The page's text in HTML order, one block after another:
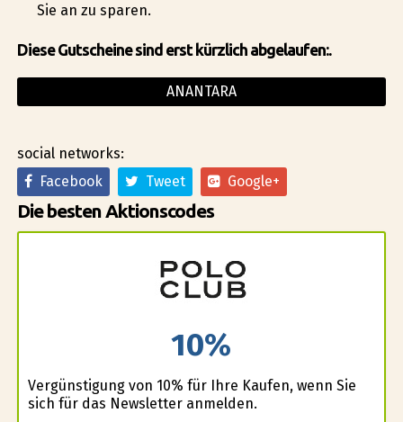
Sie an zu sparen.
Diese Gutscheine sind erst kürzlich abgelaufen:.
ANANTARA
social networks:
Facebook
Tweet Google+
Die besten Aktionscodes
10%
Vergünstigung von 10% für Ihre Kaufen, wenn Sie
sich für das Newsletter anmelden.